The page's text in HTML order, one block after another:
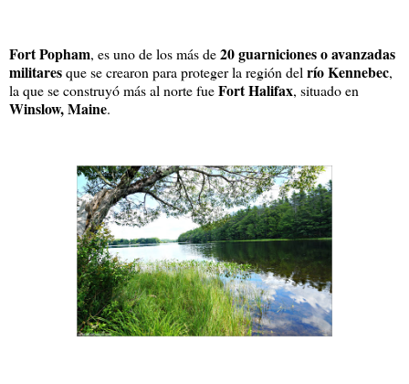
Fort Popham, es uno de los más de20 guarniciones o avanzadas
militaresque se crearon para proteger la región delrío Kennebec,
la que se construyó más al norte fueFort Halifax, situado en
Winslow, Maine.